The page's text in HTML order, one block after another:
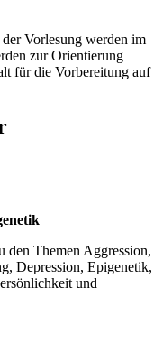
Vorlesung werden im
zur Orientierung
für die Vorbereitung auf
den Themen Aggression,
Depression, Epigenetik,
und